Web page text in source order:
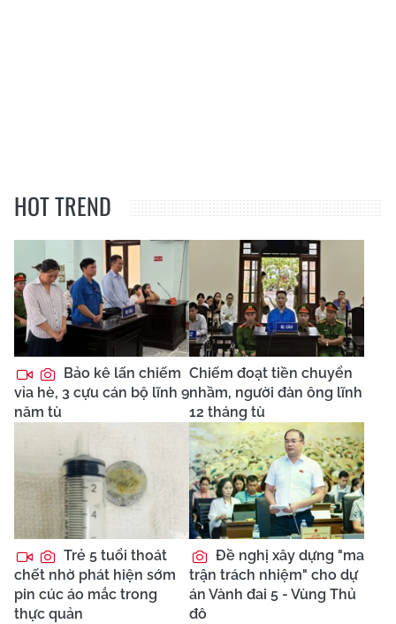
HOT TREND
Bảo kê lấn chiếm
vỉa hè, 3 cựu cán bộ lĩnh 9
năm tù
Chiếm đoạt tiền chuyển
nhầm, người đàn ông lĩnh
12 tháng tù
Trẻ 5 tuổi thoát
chết nhờ phát hiện sớm
pin cúc áo mắc trong
thực quản
Đề nghị xây dựng "ma
trận trách nhiệm" cho dự
án Vành đai 5 - Vùng Thủ
đô